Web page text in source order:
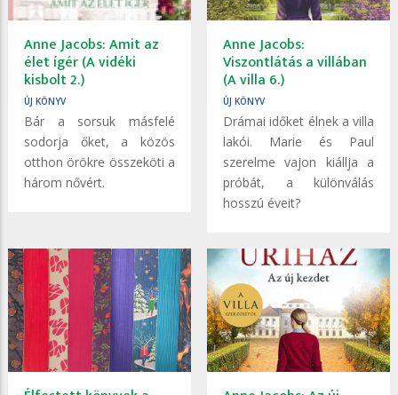
Anne Jacobs: Amit ​az
élet ígér (A vidéki
kisbolt 2.)
ÚJ KÖNYV
Bár a sorsuk másfelé
sodorja őket, a közös
otthon örökre összeköti a
három nővért.
Anne Jacobs:
Viszontlátás ​a villában
(A villa 6.)
ÚJ KÖNYV
Drámai ​időket élnek a villa
lakói. Marie és Paul
szerelme vajon kiállja a
próbát, a különválás
hosszú éveit?